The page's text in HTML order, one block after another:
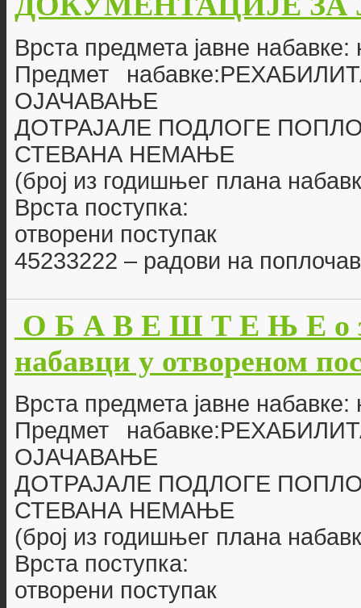
Врста предмета јавне
Предмет
ОЈАЧАВАЊЕ
ДОТРАЈАЛЕ ПОДЛОГЕ
СТЕВАНА НЕМАЊЕ
(број из годишњег плана
Врста поступка:
отворени поступак
45233222 – радови на
О Б А В Е Ш Т Е Њ Е о
набавци у отвореном
Врста предмета јавне
Предмет
ОЈАЧАВАЊЕ
ДОТРАЈАЛЕ ПОДЛОГЕ
СТЕВАНА НЕМАЊЕ
(број из годишњег плана
Врста поступка:
отворени поступак